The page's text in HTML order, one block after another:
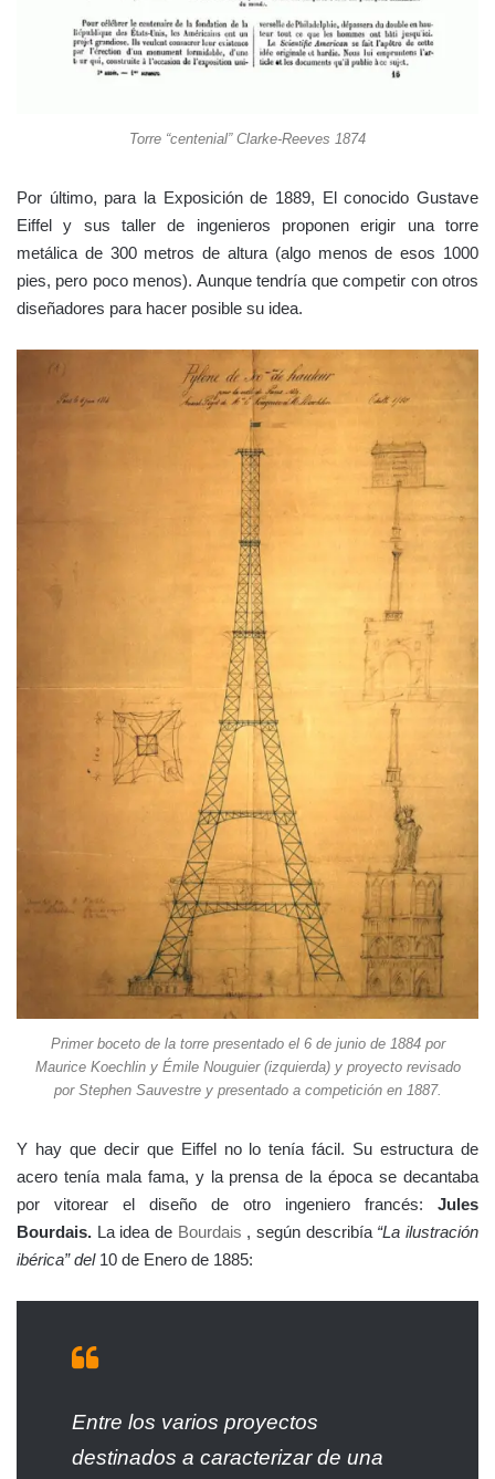
Torre “centenial” Clarke-Reeves 1874
Por último, para la Exposición de 1889, El conocido Gustave
Eiffel y sus taller de ingenieros proponen erigir una torre
metálica de 300 metros de altura (algo menos de esos 1000
pies, pero poco menos). Aunque tendría que competir con otros
diseñadores para hacer posible su idea.
Primer boceto de la torre presentado el 6 de junio de 1884 por
Maurice Koechlin y Émile Nouguier (izquierda) y proyecto revisado
por Stephen Sauvestre y presentado a competición en 1887.
Y hay que decir que Eiffel no lo tenía fácil. Su estructura de
acero tenía mala fama, y la prensa de la época se decantaba
por vitorear el diseño de otro ingeniero francés: Jules
Bourdais. La idea de Bourdais , según describía “La ilustración
ibérica” del 10 de Enero de 1885:
Entre los varios proyectos
destinados a caracterizar de una